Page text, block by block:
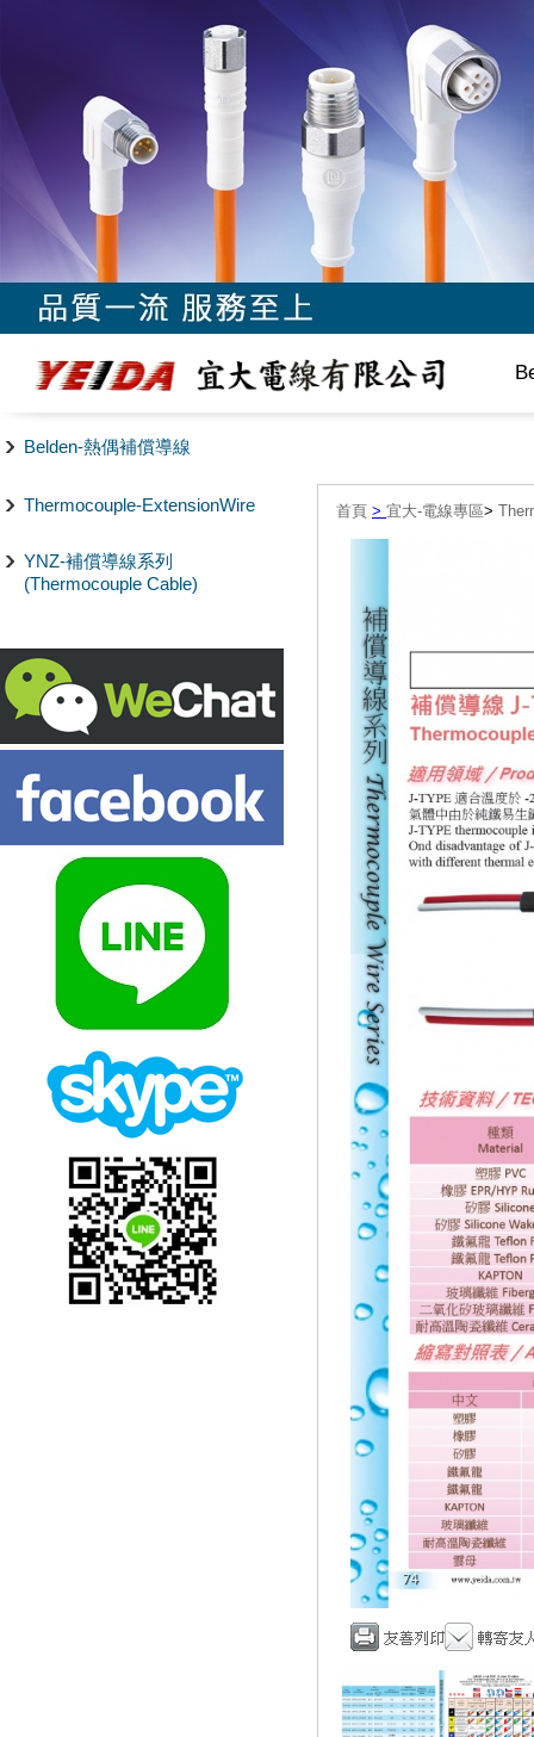
Belden-熱偶補償導線
Thermocouple-ExtensionWire
YNZ-補償導線系列
(Thermocouple Cable)
首頁 > 宜大-電線專區>